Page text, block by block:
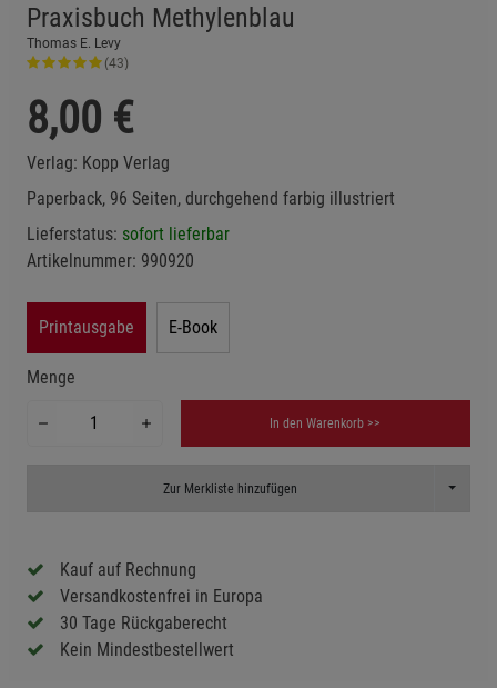
Praxisbuch Methylenblau
Thomas E. Levy
(43)
8,00 €
Verlag: Kopp Verlag
Paperback, 96 Seiten, durchgehend farbig illustriert
Lieferstatus: sofort lieferbar
Artikelnummer: 990920
Printausgabe E-Book
Menge
In den Warenkorb >>
Zur Merkliste hinzufügen Toggle
Kauf auf Rechnung
Versandkostenfrei in Europa
30 Tage Rückgaberecht
Kein Mindestbestellwert